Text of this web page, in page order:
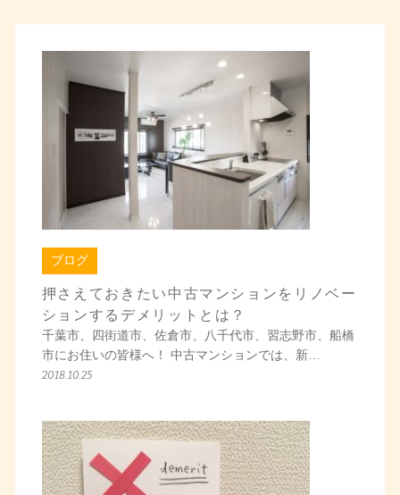
ブログ
押さえておきたい中古マンションをリノベー
ションするデメリットとは？
千葉市、四街道市、佐倉市、八千代市、習志野市、船橋
市にお住いの皆様へ！ 中古マンションでは、新…
2018.10.25